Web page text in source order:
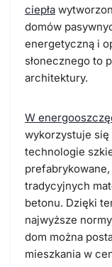
ciepła
domów
energetyczną i
słonecznego to
architektury.
W
wykorzystuje się
technologie
tradycyjnych
betonu. Dzięki
najwyższe
dom można
mieszkania w